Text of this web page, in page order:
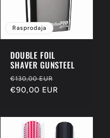
Rasprodaja
DOUBLE FOIL
SHAVER GUNSTEEL
Redovna
cijena
€130,00 EUR
€90,00 EUR